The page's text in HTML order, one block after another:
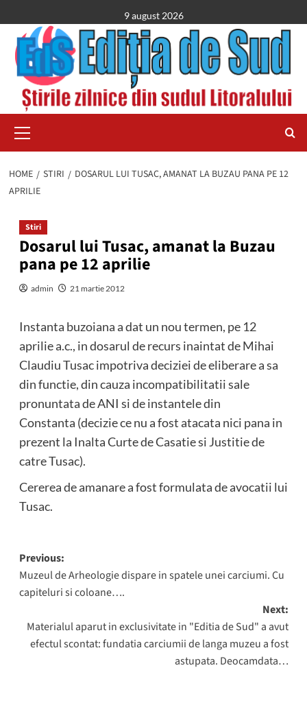
to
content
9 august 2026
Menu
HOME STIRI
DOSARUL LUI TUSAC, AMANAT LA BUZAU PANA PE 12
APRILIE
Stiri
Dosarul lui Tusac, amanat la Buzau
pana pe 12 aprilie
admin 21 martie 2012
Instanta buzoiana a dat un nou termen, pe 12
aprilie a.c., in dosarul de recurs inaintat de Mihai
Claudiu Tusac impotriva deciziei de eliberare a sa
din functie, din cauza incompatibilitatii sale
pronuntata de ANI si de instantele din
Constanta (decizie ce nu a fost atacata nici pana in
prezent la Inalta Curte de Casatie si Justitie de
catre Tusac).
Cererea de amanare a fost formulata de avocatii lui
Tusac.
Post
navigation
Previous:
Muzeul de Arheologie dispare in spatele unei carciumi. Cu
capiteluri si coloane….
Next:
Materialul aparut in exclusivitate in "Editia de Sud" a avut
efectul scontat: fundatia carciumii de langa muzeu a fost
astupata. Deocamdata…